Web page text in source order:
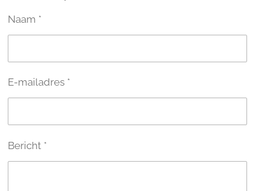
Naam *
E-mailadres *
Bericht *